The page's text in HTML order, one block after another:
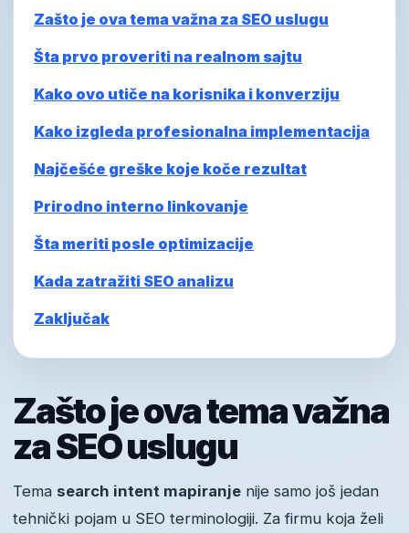
Zašto je ova tema važna za SEO uslugu
Šta prvo proveriti na realnom sajtu
Kako ovo utiče na korisnika i konverziju
Kako izgleda profesionalna implementacija
Najčešće greške koje koče rezultat
Prirodno interno linkovanje
Šta meriti posle optimizacije
Kada zatražiti SEO analizu
Zaključak
Zašto je ova tema važna
za SEO uslugu
Tema search intent mapiranje nije samo još jedan
tehnički pojam u SEO terminologiji. Za firmu koja želi